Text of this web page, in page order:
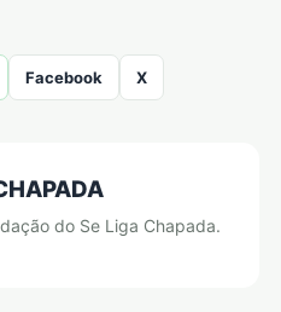
Facebook X
do Se Liga Chapada.